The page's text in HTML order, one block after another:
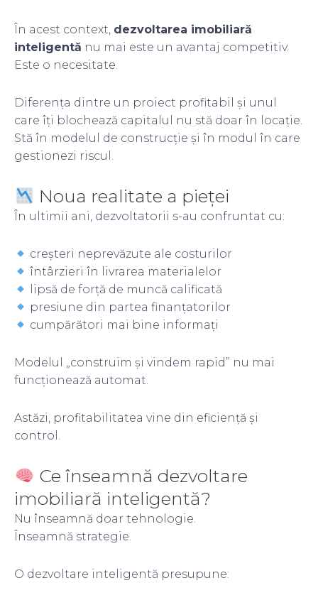
În acest context, dezvoltarea imobiliară
inteligentă nu mai este un avantaj competitiv.
Este o necesitate.
Diferența dintre un proiect profitabil și unul
care îți blochează capitalul nu stă doar în locație.
Stă în modelul de construcție și în modul în care
gestionezi riscul.
Noua realitate a pieței
În ultimii ani, dezvoltatorii s-au confruntat cu:
creșteri neprevăzute ale costurilor
întârzieri în livrarea materialelor
lipsă de forță de muncă calificată
presiune din partea finanțatorilor
cumpărători mai bine informați
Modelul „construim și vindem rapid” nu mai
funcționează automat.
Astăzi, profitabilitatea vine din eficiență și
control.
Ce înseamnă dezvoltare
imobiliară inteligentă?
Nu înseamnă doar tehnologie.
Înseamnă strategie.
O dezvoltare inteligentă presupune: